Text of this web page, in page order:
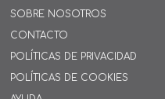
SOBRE NOSOTROS
CONTACTO
POLÍTICAS DE PRIVACIDAD
POLÍTICAS DE COOKIES